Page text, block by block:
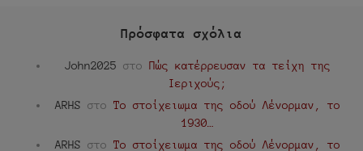
Πρόσφατα σχόλια
John2025 στο Πώς κατέρρευσαν τα τείχη της
Ιεριχούς;
ARHS στο Το στοίχειωμα της οδού Λένορμαν, το
1930…
ARHS στο Το στοίχειωμα της οδού Λένορμαν, το